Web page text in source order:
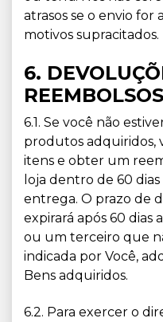
atrasos se o envio for
motivos supracitados.
6.
REEMBOLSOS
6.1. Se você não
produtos adquiridos,
itens e obter um
loja dentro de 60
entrega. O prazo de
expirará após 60 dias
ou um terceiro que
indicada por Você,
Bens adquiridos.
6.2. Para exercer o